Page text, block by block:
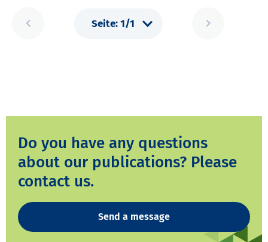
Do you have any questions
about our publications? Please
contact us.
Send a message